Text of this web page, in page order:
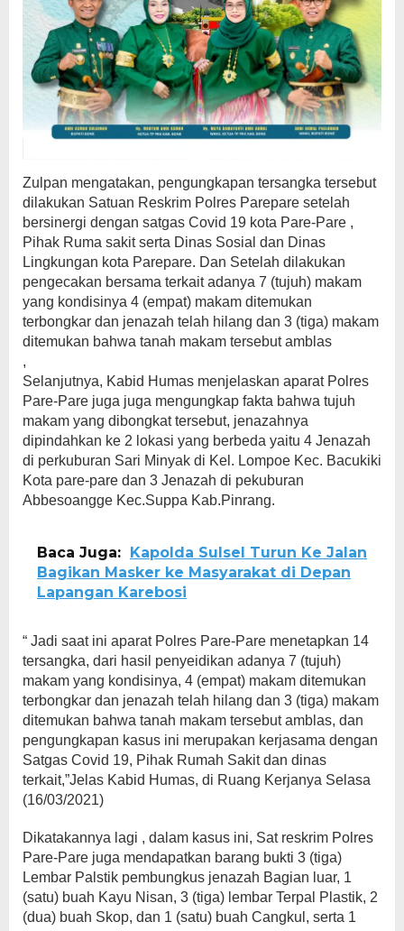
Zulpan mengatakan, pengungkapan tersangka tersebut
dilakukan Satuan Reskrim Polres Parepare setelah
bersinergi dengan satgas Covid 19 kota Pare-Pare ,
Pihak Ruma sakit serta Dinas Sosial dan Dinas
Lingkungan kota Parepare. Dan Setelah dilakukan
pengecakan bersama terkait adanya 7 (tujuh) makam
yang kondisinya 4 (empat) makam ditemukan
terbongkar dan jenazah telah hilang dan 3 (tiga) makam
ditemukan bahwa tanah makam tersebut amblas
,
Selanjutnya, Kabid Humas menjelaskan aparat Polres
Pare-Pare juga juga mengungkap fakta bahwa tujuh
makam yang dibongkat tersebut, jenazahnya
dipindahkan ke 2 lokasi yang berbeda yaitu 4 Jenazah
di perkuburan Sari Minyak di Kel. Lompoe Kec. Bacukiki
Kota pare-pare dan 3 Jenazah di pekuburan
Abbesoangge Kec.Suppa Kab.Pinrang.
Baca Juga: Kapolda Sulsel Turun Ke Jalan
Bagikan Masker ke Masyarakat di Depan
Lapangan Karebosi
“ Jadi saat ini aparat Polres Pare-Pare menetapkan 14
tersangka, dari hasil penyeidikan adanya 7 (tujuh)
makam yang kondisinya, 4 (empat) makam ditemukan
terbongkar dan jenazah telah hilang dan 3 (tiga) makam
ditemukan bahwa tanah makam tersebut amblas, dan
pengungkapan kasus ini merupakan kerjasama dengan
Satgas Covid 19, Pihak Rumah Sakit dan dinas
terkait,”Jelas Kabid Humas, di Ruang Kerjanya Selasa
(16/03/2021)
Dikatakannya lagi , dalam kasus ini, Sat reskrim Polres
Pare-Pare juga mendapatkan barang bukti 3 (tiga)
Lembar Palstik pembungkus jenazah Bagian luar, 1
(satu) buah Kayu Nisan, 3 (tiga) lembar Terpal Plastik, 2
(dua) buah Skop, dan 1 (satu) buah Cangkul, serta 1